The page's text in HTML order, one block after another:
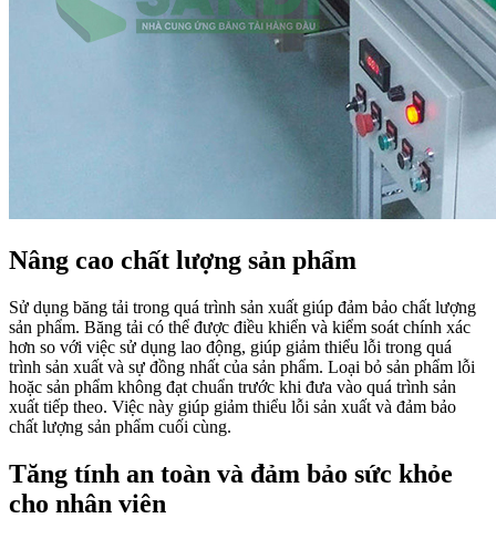
Nâng cao chất lượng sản phẩm
Sử dụng băng tải trong quá trình sản xuất giúp đảm bảo chất lượng
sản phẩm. Băng tải có thể được điều khiển và kiểm soát chính xác
hơn so với việc sử dụng lao động, giúp giảm thiểu lỗi trong quá
trình sản xuất và sự đồng nhất của sản phẩm. Loại bỏ sản phẩm lỗi
hoặc sản phẩm không đạt chuẩn trước khi đưa vào quá trình sản
xuất tiếp theo. Việc này giúp giảm thiểu lỗi sản xuất và đảm bảo
chất lượng sản phẩm cuối cùng.
Tăng tính an toàn và đảm bảo sức khỏe
cho nhân viên